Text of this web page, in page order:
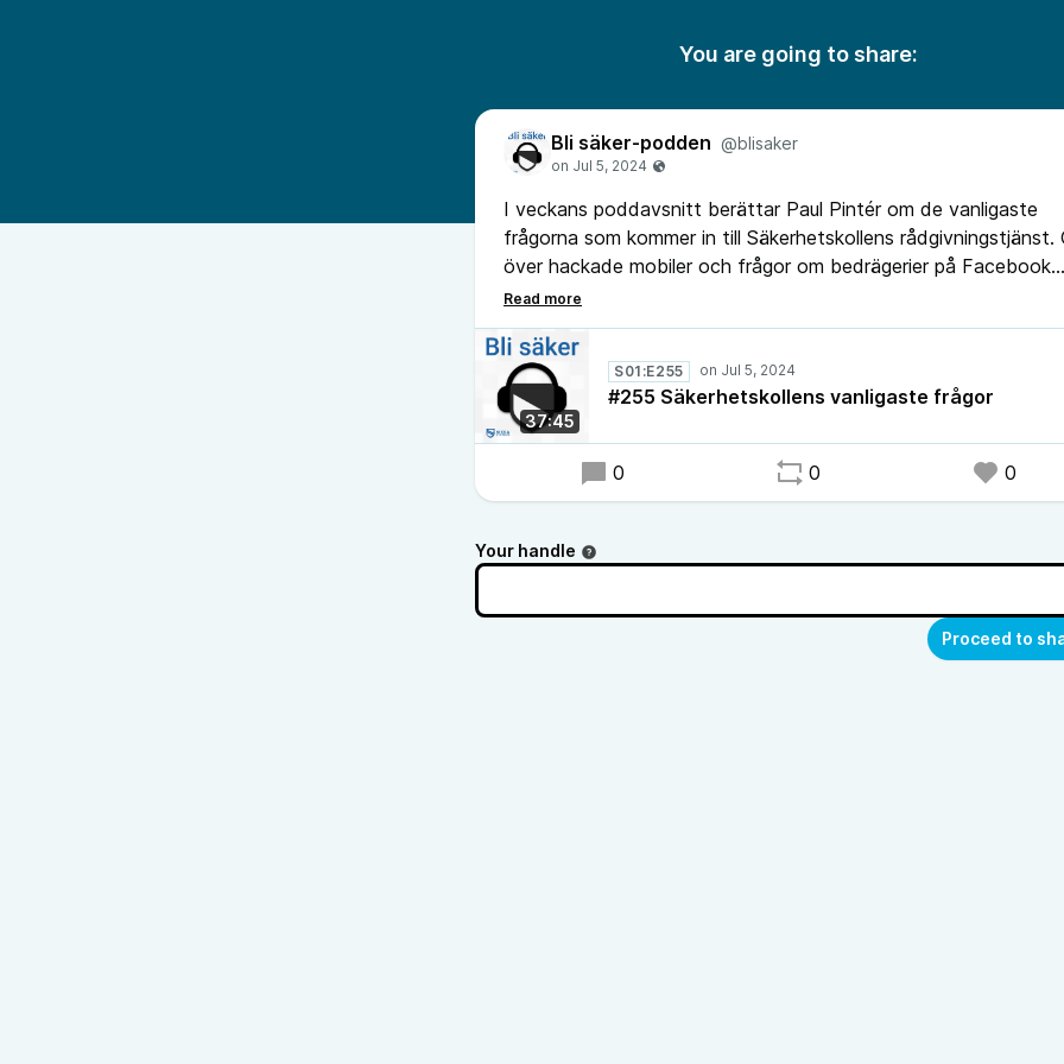
You are going to share:
Bli säker-podden @blisaker
I veckans poddavsnitt berättar Paul Pintér om de vanligaste
frågorna som kommer in till Säkerhetskollens rådgivningstjänst.
över hackade mobiler och frågor om bedrägerier på Facebook
Marketplace ligger högt på listan över vanliga ärenden
37:45
S01:E255
#255 Säkerhetskollens vanligaste frågor
0 0 0
Your handle
Proceed to